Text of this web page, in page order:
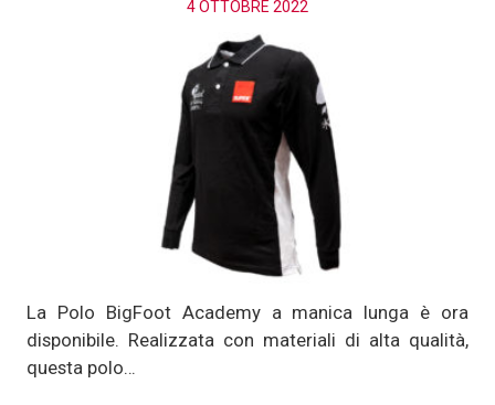
4 OTTOBRE 2022
La Polo BigFoot Academy a manica lunga è ora
disponibile. Realizzata con materiali di alta qualità,
questa polo…